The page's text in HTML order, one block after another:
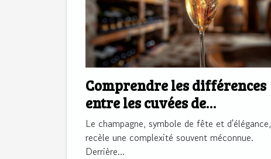
Comprendre les différences
entre les cuvées de
champagne
Le champagne, symbole de fête et d'élégance,
recèle une complexité souvent méconnue.
Derrière...